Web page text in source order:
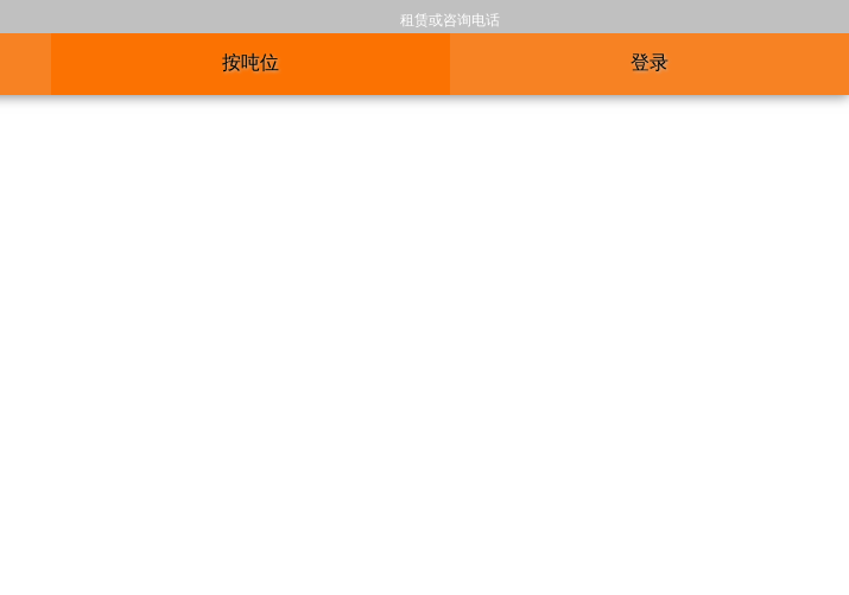
租赁或咨询电话
按吨位 登录